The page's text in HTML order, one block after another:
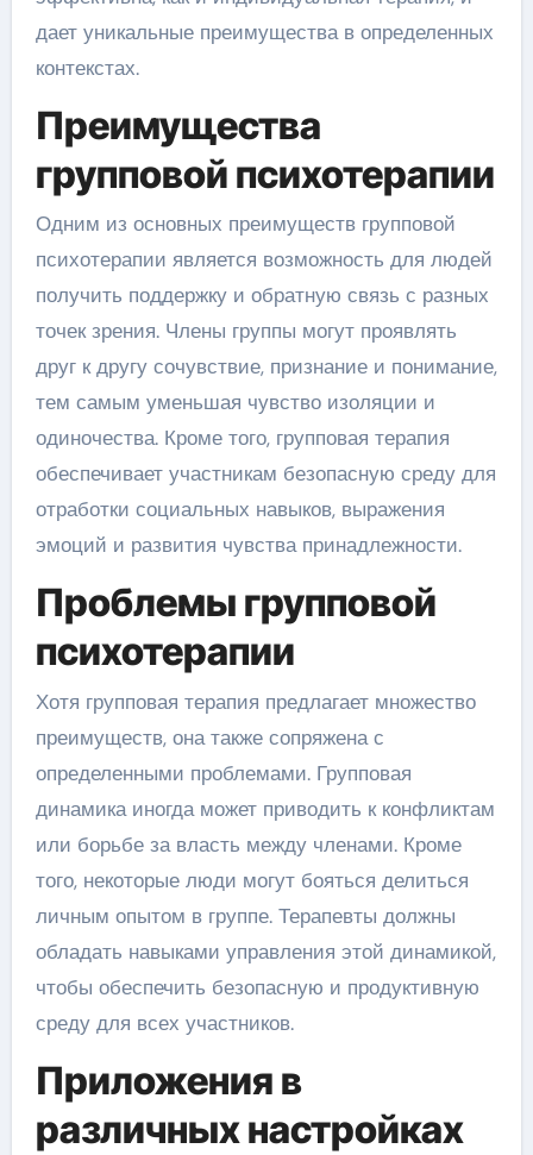
дает уникальные преимущества в определенных
контекстах.
Преимущества
групповой психотерапии
Одним из основных преимуществ групповой
психотерапии является возможность для людей
получить поддержку и обратную связь с разных
точек зрения. Члены группы могут проявлять
друг к другу сочувствие, признание и понимание,
тем самым уменьшая чувство изоляции и
одиночества. Кроме того, групповая терапия
обеспечивает участникам безопасную среду для
отработки социальных навыков, выражения
эмоций и развития чувства принадлежности.
Проблемы групповой
психотерапии
Хотя групповая терапия предлагает множество
преимуществ, она также сопряжена с
определенными проблемами. Групповая
динамика иногда может приводить к конфликтам
или борьбе за власть между членами. Кроме
того, некоторые люди могут бояться делиться
личным опытом в группе. Терапевты должны
обладать навыками управления этой динамикой,
чтобы обеспечить безопасную и продуктивную
среду для всех участников.
Приложения в
различных настройках